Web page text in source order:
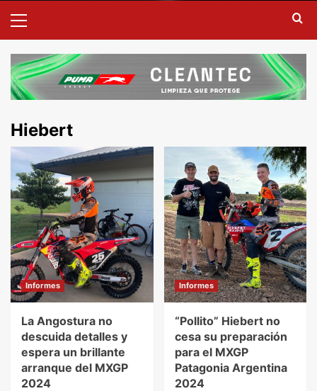
Hiebert
Informes
La Angostura no
descuida detalles y
espera un brillante
arranque del MXGP
2024
Informes
“Pollito” Hiebert no
cesa su preparación
para el MXGP
Patagonia Argentina
2024